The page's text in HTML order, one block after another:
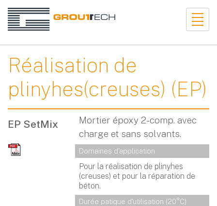
Réalisation de
plinyhes(creuses) (EP)
EP SetMix
Mortier époxy 2-comp. avec
charge et sans solvants.
Domaines d'application
Pour la réalisation de plinyhes
(creuses) et pour la réparation de
béton.
Durée patique d'utilisation (20°C)